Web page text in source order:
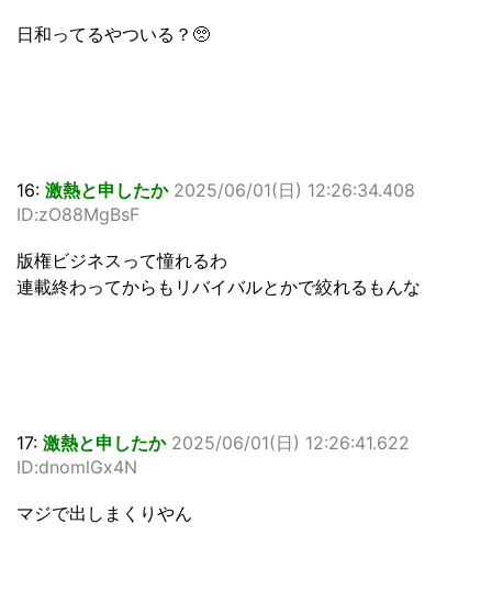
日和ってるやついる？🥺
16: 激熱と申したか 2025/06/01(日) 12:26:34.408
ID:zO88MgBsF
版権ビジネスって憧れるわ
連載終わってからもリバイバルとかで絞れるもんな
17: 激熱と申したか 2025/06/01(日) 12:26:41.622
ID:dnomlGx4N
マジで出しまくりやん